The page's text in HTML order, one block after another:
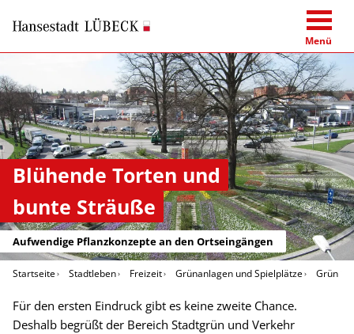
Menü
Blühende Torten und
bunte Sträuße
Aufwendige Pflanzkonzepte an den Ortseingängen
Startseite Stadtleben Freizeit Grünanlagen und Spielplätze Grün in
Für den ersten Eindruck gibt es keine zweite Chance.
Deshalb begrüßt der Bereich Stadtgrün und Verkehr